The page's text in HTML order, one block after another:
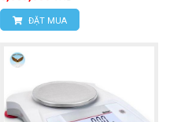
ĐẶT MUA